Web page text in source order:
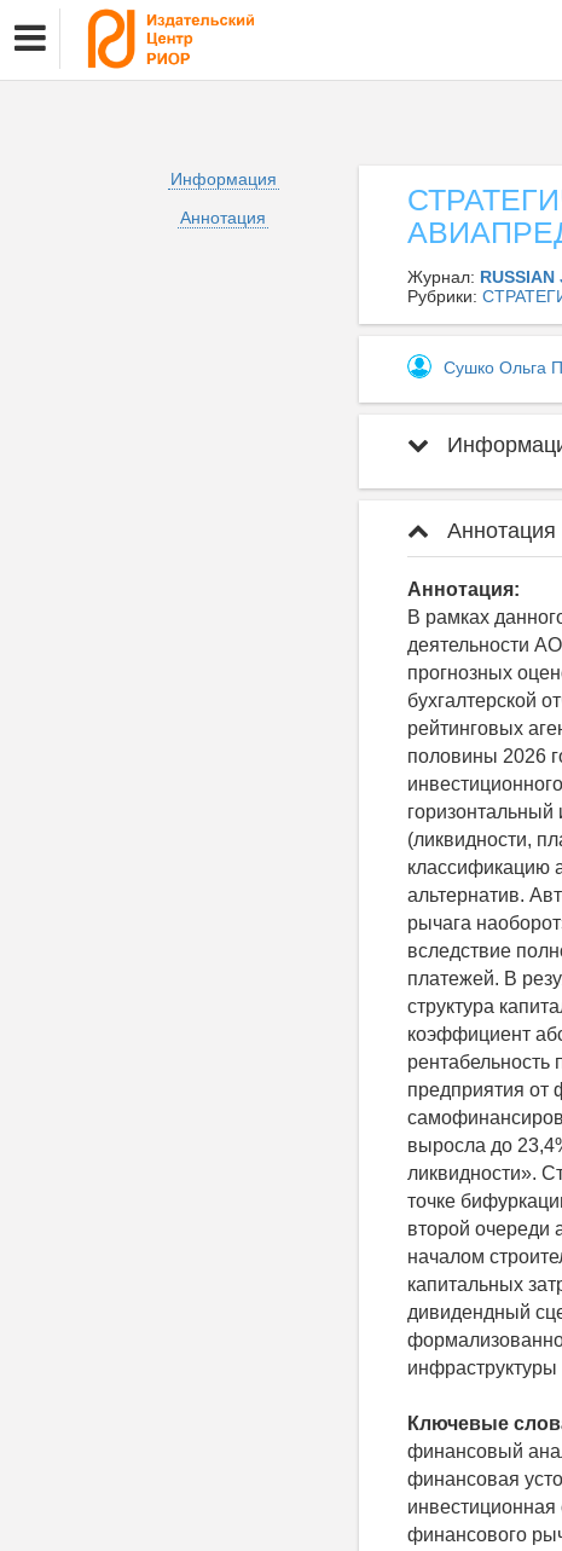
Информация
Аннотация
Журнал: RUSSIAN
Рубрики:
Сушко Ольга
Аннотация:
В рамках
деятельности
прогнозных
бухгалтерской
рейтинговых
половины 2026
(ликвидности,
классификацию
альтернатив.
рычага
вследствие
платежей. В
структура
коэффициент
предприятия от
выросла до
ликвидности».
точке
второй очереди
началом
капитальных
дивидендный
Ключевые
финансовый
финансовая
инвестиционная
финансового